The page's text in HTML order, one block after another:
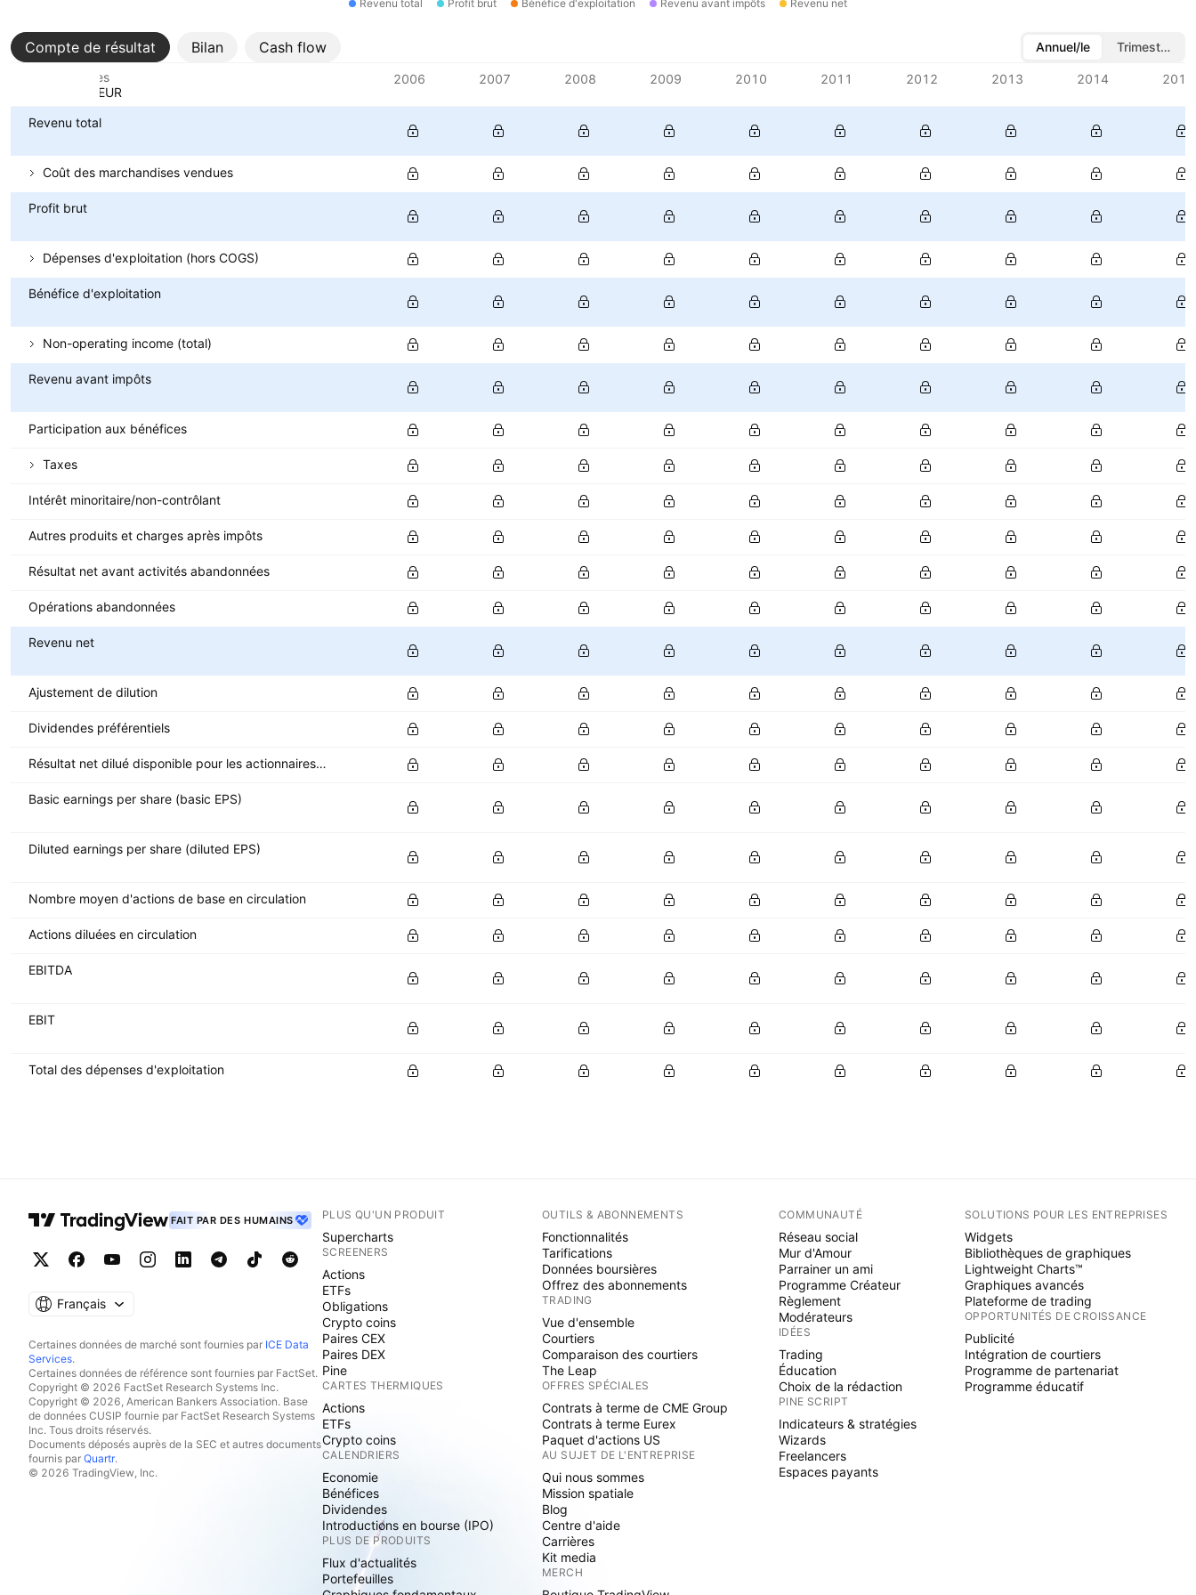
Revenu total Profit brut Bénéfice d'exploitation Revenu avant impôts Revenu net
Compte de résultat Bilan Cash flow Annuel/le
Trimestriel/le
Métriques
Devise: EUR
2006 2007 2008 2009 2010 2011 2012 2013 2014 2015
Revenu total
Coût des marchandises vendues
Profit brut
Dépenses d'exploitation (hors COGS)
Bénéfice d'exploitation
Non-operating income (total)
Revenu avant impôts
Participation aux bénéfices
Taxes
Intérêt minoritaire/non-contrôlant
Autres produits et charges après impôts
Résultat net avant activités abandonnées
Opérations abandonnées
Revenu net
Ajustement de dilution
Dividendes préférentiels
Résultat net dilué disponible pour les actionnaires ordinaires
Basic earnings per share (basic EPS)
Diluted earnings per share (diluted EPS)
Nombre moyen d'actions de base en circulation
Actions diluées en circulation
EBITDA
EBIT
Total des dépenses d'exploitation
FAIT PAR DES HUMAINS
Français
Certaines données de marché sont fournies par ICE Data
Services.
Certaines données de référence sont fournies par FactSet.
Copyright © 2026 FactSet Research Systems Inc.
Copyright © 2026, American Bankers Association. Base
de données CUSIP fournie par FactSet Research Systems
Inc. Tous droits réservés.
Documents déposés auprès de la SEC et autres documents
fournis par Quartr.
© 2026 TradingView, Inc.
PLUS QU'UN PRODUIT
Supercharts
SCREENERS
Actions
ETFs
Obligations
Crypto coins
Paires CEX
Paires DEX
Pine
CARTES THERMIQUES
Actions
ETFs
Crypto coins
CALENDRIERS
Economie
Bénéfices
Dividendes
Introductions en bourse (IPO)
PLUS DE PRODUITS
Flux d'actualités
Portefeuilles
OUTILS & ABONNEMENTS
Fonctionnalités
Tarifications
Données boursières
Offrez des abonnements
TRADING
Vue d'ensemble
Courtiers
Comparaison des courtiers
The Leap
OFFRES SPÉCIALES
Contrats à terme de CME Group
Contrats à terme Eurex
Paquet d'actions US
AU SUJET DE L'ENTREPRISE
Qui nous sommes
Mission spatiale
Blog
Centre d'aide
Carrières
Kit media
MERCH
COMMUNAUTÉ
Réseau social
Mur d'Amour
Parrainer un ami
Programme Créateur
Règlement
Modérateurs
IDÉES
Trading
Éducation
Choix de la rédaction
PINE SCRIPT
Indicateurs & stratégies
Wizards
Freelancers
Espaces payants
SOLUTIONS POUR LES ENTREPRISES
Widgets
Bibliothèques de graphiques
Lightweight Charts™
Graphiques avancés
Plateforme de trading
OPPORTUNITÉS DE CROISSANCE
Publicité
Intégration de courtiers
Programme de partenariat
Programme éducatif